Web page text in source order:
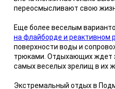
переосмысливают свою
Еще более веселым
на флайборде и реактивном
поверхности воды и
трюками. Отдыхающих ждет
самых веселых зрелищ в их
Экстремальный отдых в